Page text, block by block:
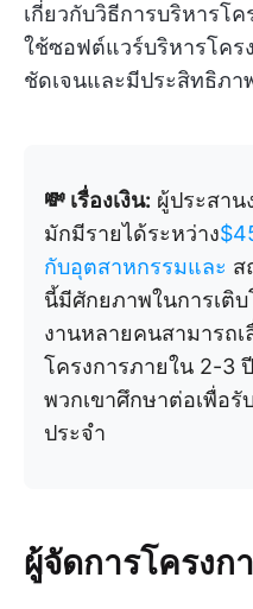
เกี่ยวกับวิธีการบริหารโ
ใช้ซอฟต์แวร์บริหารโคร
ชัดเจนและมีประสิทธิภา
💸 เรื่องเงิน: ผู้ประสาน
มักมีรายได้ระหว่าง
กับอุตสาหกรรมและ ส
นี้มีศักยภาพในการเติ
งานหลายคนสามารถ
โครงการภายใน 2-3
พวกเขาศึกษาต่อเพื่อรั
ประจำ
ผู้จัดการโครงก